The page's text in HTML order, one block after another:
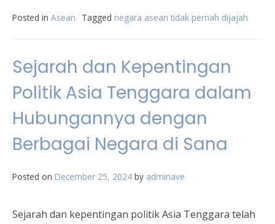
Posted in Asean Tagged negara asean tidak pernah dijajah
Sejarah dan Kepentingan
Politik Asia Tenggara dalam
Hubungannya dengan
Berbagai Negara di Sana
Posted on December 25, 2024 by adminave
Sejarah dan kepentingan politik Asia Tenggara telah